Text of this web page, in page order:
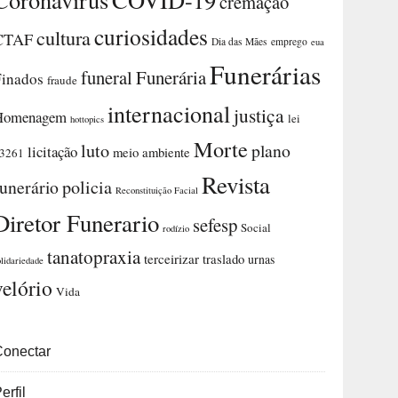
culturacuriosidades Dia das Mães emprego eua
fraude funeralFuneráriaFunerárias
hottopics internacionaljustiça lei
licitaçãoluto meio ambiente Morteplano
policia Reconstituição Facial Revista
Funerario rodízio sefesp Social
tanatopraxia terceirizar traslado urnas
Vida